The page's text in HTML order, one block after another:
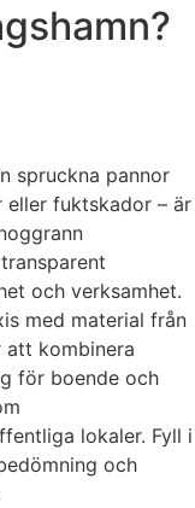
spruckna pannor
fuktskador – är
och verksamhet.
med material från
att kombinera
för boende och
lokaler. Fyll i
och